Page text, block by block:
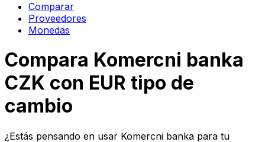
Comparar
Proveedores
Monedas
Compara Komercni banka
CZK con EUR tipo de
cambio
¿Estás pensando en usar Komercni banka para tu